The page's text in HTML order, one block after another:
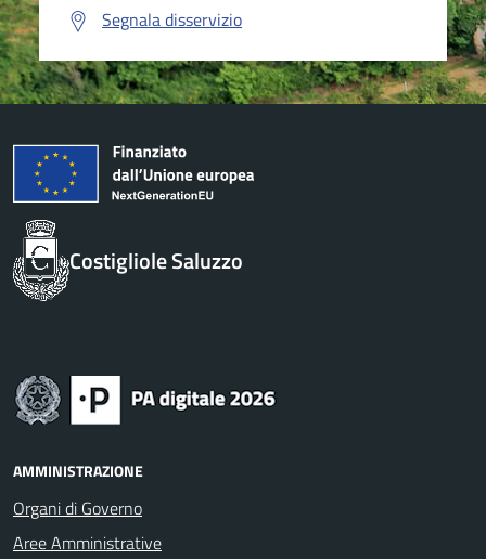
Segnala disservizio
Costigliole Saluzzo
AMMINISTRAZIONE
Organi di Governo
Aree Amministrative